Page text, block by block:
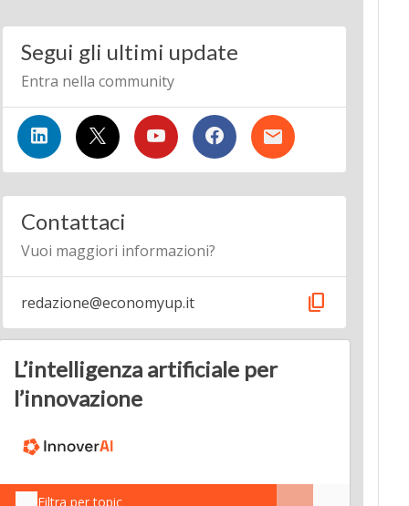
Segui gli ultimi update
Entra nella community
Contattaci
Vuoi maggiori informazioni?
redazione@economyup.it content_copy
L’intelligenza artificiale per
l’innovazione
Filtra per topic